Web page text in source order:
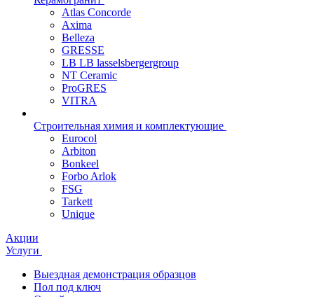
Atlas Concorde
Axima
Belleza
GRESSE
LB LB lasselsbergergroup
NT Ceramic
ProGRES
VITRA
Строительная химия и комплектующие
Eurocol
Arbiton
Bonkeel
Forbo Arlok
FSG
Tarkett
Unique
Акции
Услуги
Выездная демонстрация образцов
Пол под ключ